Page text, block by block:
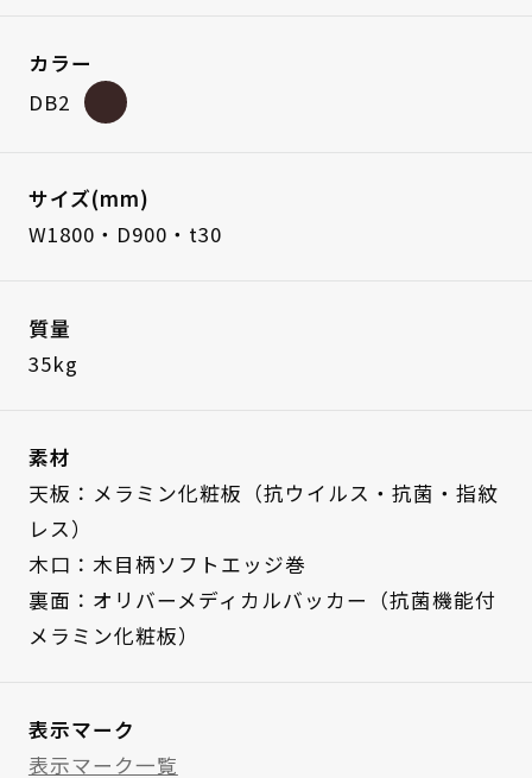
カラー
DB2
サイズ(mm)
W1800・D900・t30
質量
35kg
素材
天板：メラミン化粧板（抗ウイルス・抗菌・指紋
レス）
木口：木目柄ソフトエッジ巻
裏面：オリバーメディカルバッカー（抗菌機能付
メラミン化粧板）
表示マーク
表示マーク一覧